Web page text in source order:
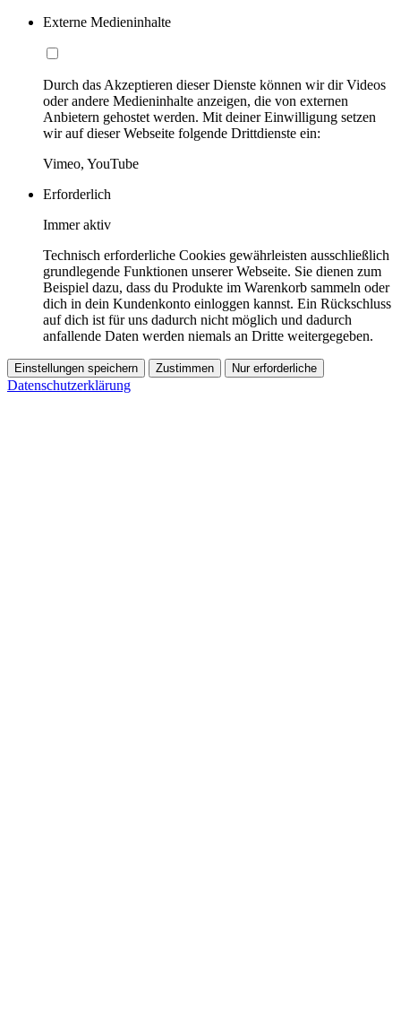
Externe Medieninhalte
Durch das Akzeptieren dieser Dienste können wir dir Videos
oder andere Medieninhalte anzeigen, die von externen
Anbietern gehostet werden. Mit deiner Einwilligung setzen
wir auf dieser Webseite folgende Drittdienste ein:
Vimeo, YouTube
Erforderlich
Immer aktiv
Technisch erforderliche Cookies gewährleisten ausschließlich
grundlegende Funktionen unserer Webseite. Sie dienen zum
Beispiel dazu, dass du Produkte im Warenkorb sammeln oder
dich in dein Kundenkonto einloggen kannst. Ein Rückschluss
auf dich ist für uns dadurch nicht möglich und dadurch
anfallende Daten werden niemals an Dritte weitergegeben.
Einstellungen speichern Zustimmen Nur erforderliche
Datenschutzerklärung